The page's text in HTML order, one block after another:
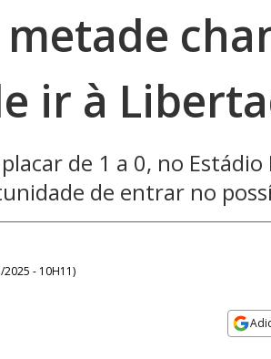
ir à
de 1 a 0, no
de entrar no
2025 - 10H11)